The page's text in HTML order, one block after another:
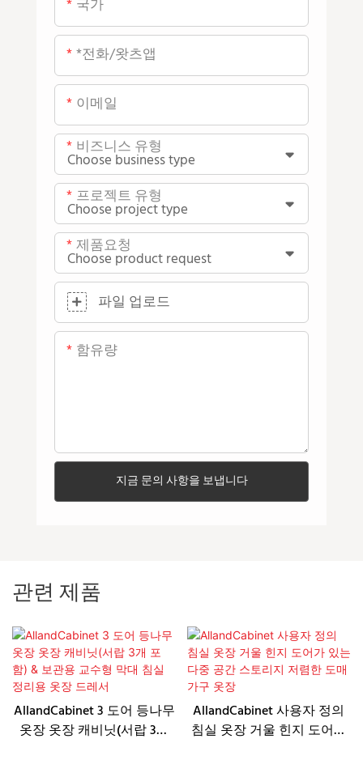
국가
*전화/왓츠앱
이메일
비즈니스 유형
프로젝트 유형
제품요청
파일 업로드
함유량
지금 문의 사항을 보냅니다
관련 제품
AllandCabinet 3 도어 등나무
옷장 옷장 캐비닛(서랍 3개
AllandCabinet 사용자 정의
침실 옷장 거울 힌지 도어가